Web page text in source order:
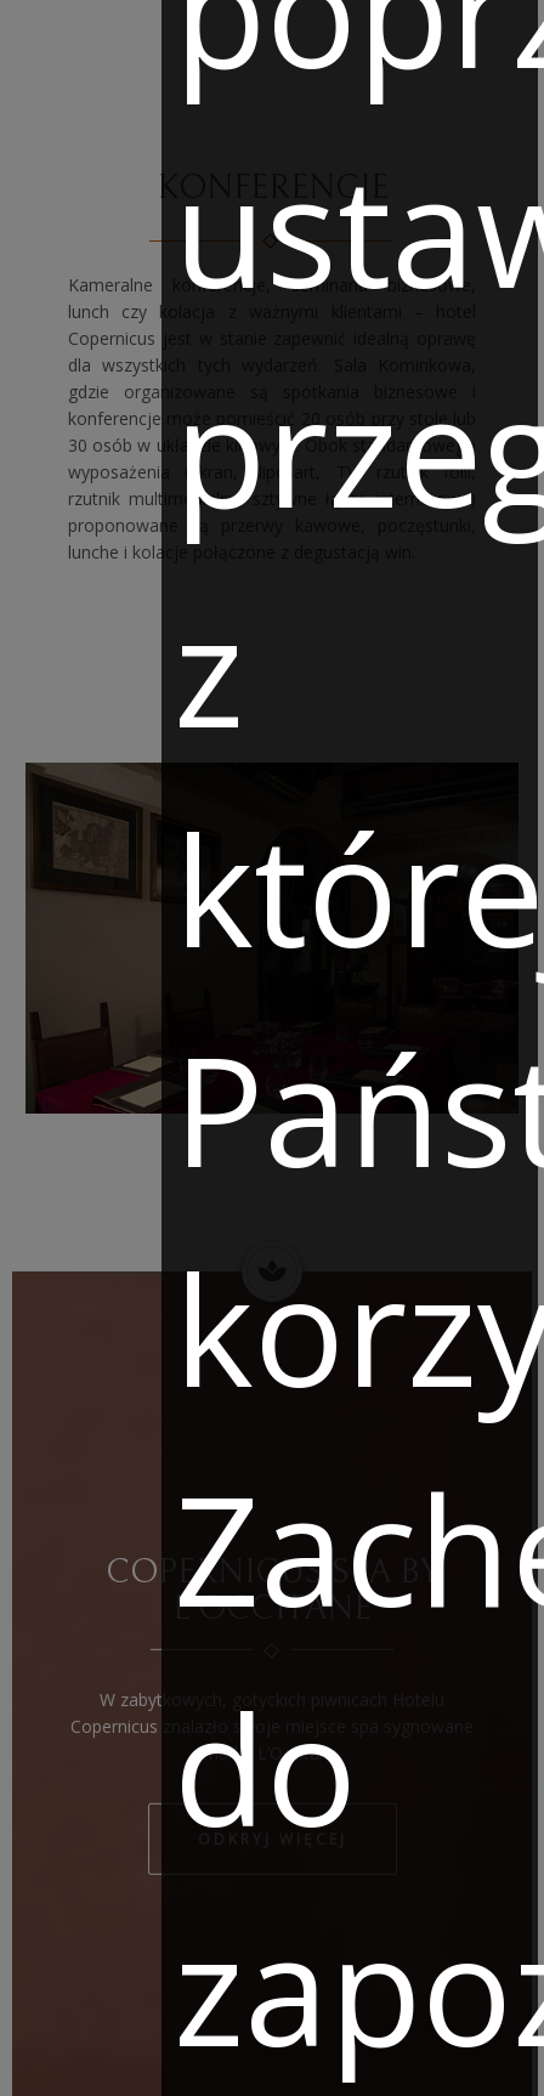
KONFERENCJE
Kameralne konferencje, seminaria biznesowe,
lunch czy kolacja z ważnymi klientami – hotel
Copernicus jest w stanie zapewnić idealną oprawę
dla wszystkich tych wydarzeń. Sala Kominkowa,
gdzie organizowane są spotkania biznesowe i
konferencje może pomieścić 20 osób przy stole lub
30 osób w układzie kinowym. Obok standardowego
wyposażenia (ekran, flipchart, TV, rzutnik folii,
rzutnik multimedialny, sztywne łącze internetowe)
proponowane są przerwy kawowe, poczęstunki,
lunche i kolacje połączone z degustacją win.
COPERNICUS SPA BY
L'OCCITANE
W zabytkowych, gotyckich piwnicach Hotelu
Copernicus znalazło swoje miejsce spa sygnowane
marką L’Occitane.
z
do